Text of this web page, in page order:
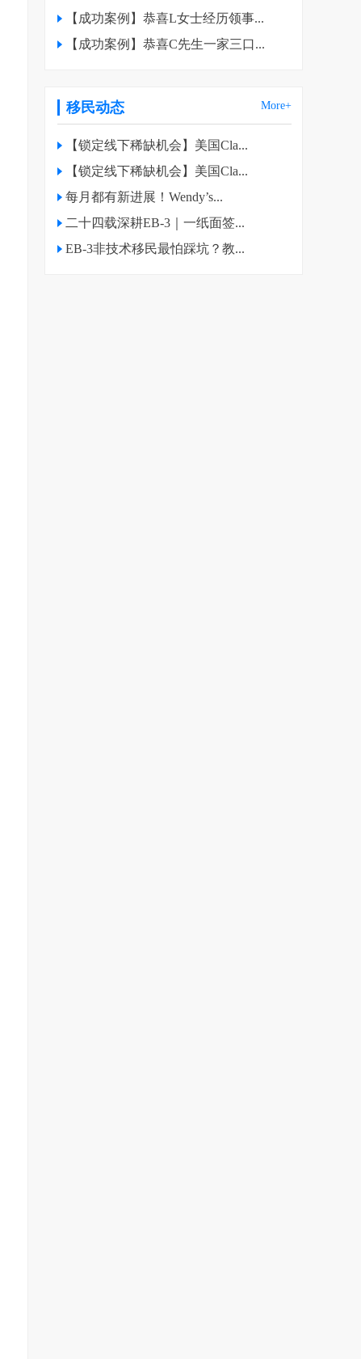
【成功案例】恭喜L女士经历领事...
【成功案例】恭喜C先生一家三口...
移民动态 More+
【锁定线下稀缺机会】美国Cla...
【锁定线下稀缺机会】美国Cla...
每月都有新进展！Wendy’s...
二十四载深耕EB-3｜一纸面签...
EB-3非技术移民最怕踩坑？教...